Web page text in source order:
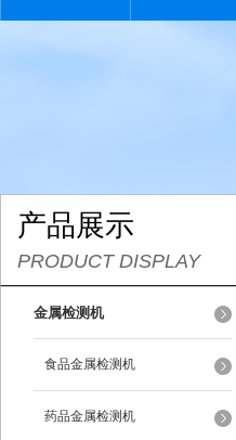
产品展示
PRODUCT DISPLAY
金属检测机
食品金属检测机
药品金属检测机